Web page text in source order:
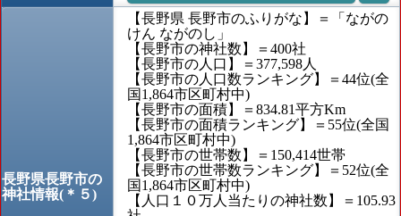
長野県長野市の
神社情報(＊５)
【長野県 長野市のふりがな】＝「ながの
けん ながのし」
【長野市の神社数】＝400社
【長野市の人口】＝377,598人
【長野市の人口数ランキング】＝44位(全
国1,864市区町村中)
【長野市の面積】＝834.81平方Km
【長野市の面積ランキング】＝55位(全国
1,864市区町村中)
【長野市の世帯数】＝150,414世帯
【長野市の世帯数ランキング】＝52位(全
国1,864市区町村中)
【人口１０万人当たりの神社数】＝105.93